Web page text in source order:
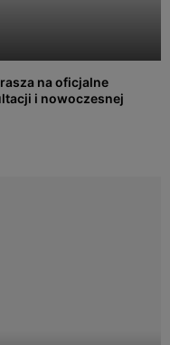
na oficjalne
i nowoczesnej